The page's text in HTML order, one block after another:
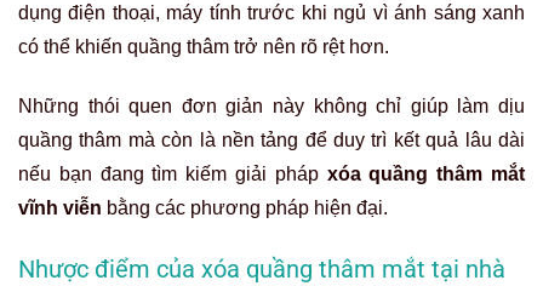
dụng điện thoại, máy tính trước khi ngủ vì ánh sáng xanh
có thể khiến quầng thâm trở nên rõ rệt hơn.
Những thói quen đơn giản này không chỉ giúp làm dịu
quầng thâm mà còn là nền tảng để duy trì kết quả lâu dài
nếu bạn đang tìm kiếm giải pháp xóa quầng thâm mắt
vĩnh viễn bằng các phương pháp hiện đại.
Nhược điểm của xóa quầng thâm mắt tại nhà